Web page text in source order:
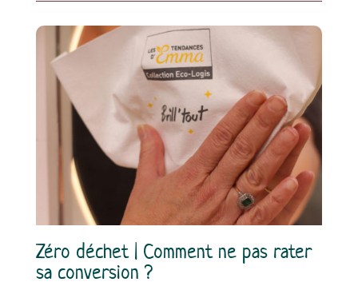
Zéro déchet | Comment ne pas rater
sa conversion ?